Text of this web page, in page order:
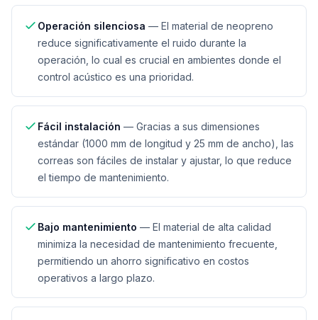
Operación silenciosa — El material de neopreno
reduce significativamente el ruido durante la
operación, lo cual es crucial en ambientes donde el
control acústico es una prioridad.
Fácil instalación — Gracias a sus dimensiones
estándar (1000 mm de longitud y 25 mm de ancho), las
correas son fáciles de instalar y ajustar, lo que reduce
el tiempo de mantenimiento.
Bajo mantenimiento — El material de alta calidad
minimiza la necesidad de mantenimiento frecuente,
permitiendo un ahorro significativo en costos
operativos a largo plazo.